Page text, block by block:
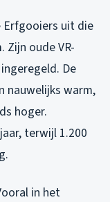
Erfgooiers uit die
Zijn oude VR-
De
nauwelijks warm,
hoger.
terwijl 1.200
in het